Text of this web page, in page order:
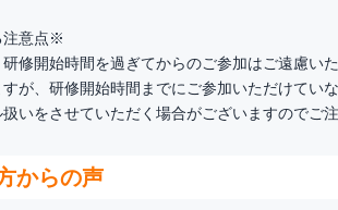
注意点※
修開始時間を過ぎてからのご参加はご遠慮いた
が、研修開始時間までにご参加いただけていな
いをさせていただく場合がございますのでご注
からの声